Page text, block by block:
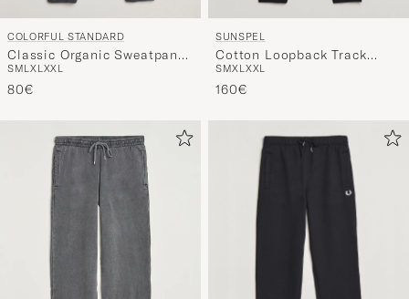
COLORFUL STANDARD
Classic Organic Sweatpants
Lava Grey
SMLXLXXL
80€
SUNSPEL
Cotton Loopback Track
Pants Black
SMXLXXL
160€